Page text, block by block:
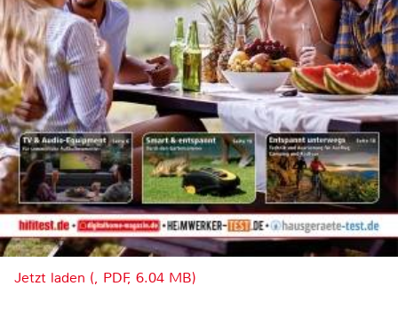
Jetzt laden (, PDF, 6.04 MB)